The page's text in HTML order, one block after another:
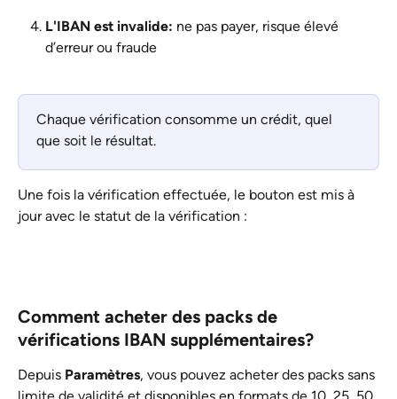
L'IBAN est invalide: ne pas payer, risque élevé
d’erreur ou fraude
Chaque vérification consomme un crédit, quel
que soit le résultat.
Une fois la vérification effectuée, le bouton est mis à
jour avec le statut de la vérification :
Comment acheter des packs de
vérifications IBAN supplémentaires?
Depuis Paramètres, vous pouvez acheter des packs sans